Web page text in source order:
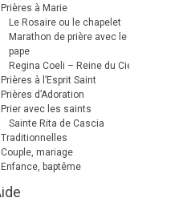
Prières à Marie
Le Rosaire ou le chapelet
Marathon de prière avec le
pape
Regina Coeli – Reine du Ciel
Prières à l’Esprit Saint
Prières d’Adoration
Prier avec les saints
Sainte Rita de Cascia
Traditionnelles
Couple, mariage
Enfance, baptême